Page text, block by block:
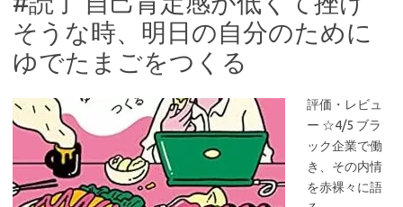
そうな時、明日の自分のために
ゆでたまごをつくる
評価・レビュ
ー ☆4/5 ブラ
ック企業で働
き、その内情
を赤裸々に語